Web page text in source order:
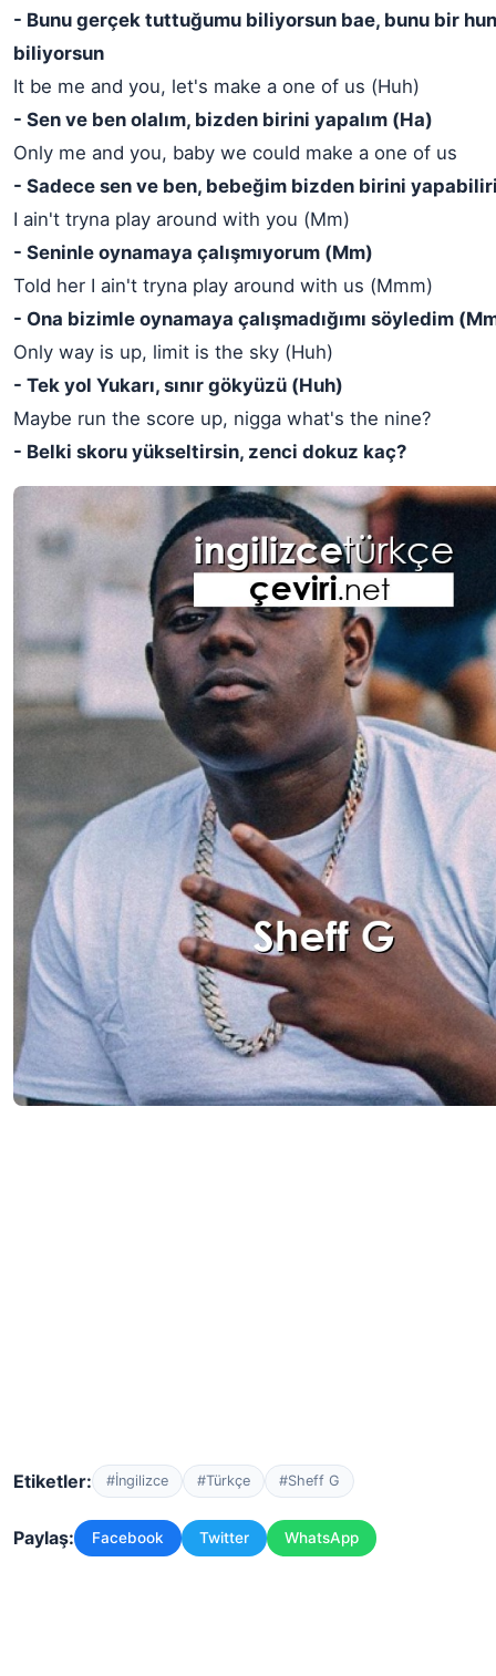
- Bunu gerçek tuttuğumu biliyorsun bae, bunu bir
biliyorsun
It be me and you, let's make a one of us (Huh)
- Sen ve ben olalım, bizden birini yapalım (Ha)
Only me and you, baby we could make a one of us
- Sadece sen ve ben, bebeğim bizden birini
I ain't tryna play around with you (Mm)
- Seninle oynamaya çalışmıyorum (Mm)
Told her I ain't tryna play around with us (Mmm)
- Ona bizimle oynamaya çalışmadığımı söyledim
Only way is up, limit is the sky (Huh)
- Tek yol Yukarı, sınır gökyüzü (Huh)
Maybe run the score up, nigga what's the nine?
- Belki skoru yükseltirsin, zenci dokuz kaç?
Etiketler: #İngilizce #Türkçe #Sheff G
Paylaş: Facebook Twitter WhatsApp